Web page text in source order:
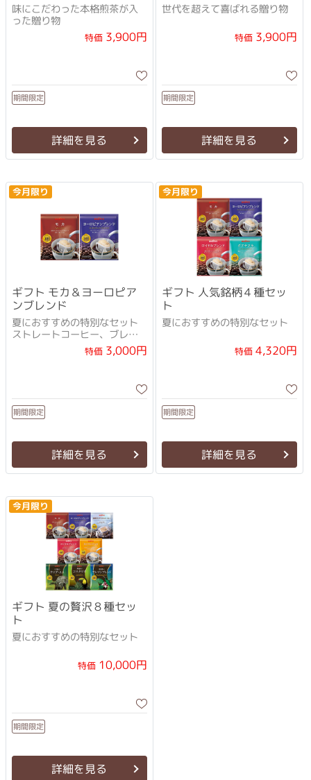
味にこだわった本格煎茶が入
った贈り物
特価3,900円
期間限定
詳細を見る
世代を超えて喜ばれる贈り物
特価3,900円
期間限定
詳細を見る
今月限り
ギフト モカ＆ヨーロピア
ンブレンド
夏におすすめの特別なセット
ストレートコーヒー、ブレン
ドコーヒーそれぞれの人気銘
特価3,000円
期間限定
詳細を見る
今月限り
ギフト 人気銘柄４種セッ
ト
夏におすすめの特別なセット
特価4,320円
期間限定
詳細を見る
今月限り
ギフト 夏の贅沢８種セッ
ト
夏におすすめの特別なセット
特価10,000円
期間限定
詳細を見る